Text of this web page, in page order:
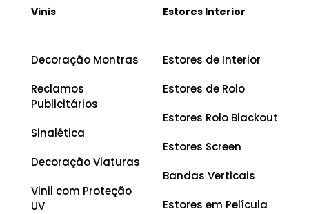
Vinis
Decoração Montras
Reclamos
Publicitários
Sinalética
Decoração Viaturas
Vinil com Proteção
UV
Estores Interior
Estores de Interior
Estores de Rolo
Estores Rolo Blackout
Estores Screen
Bandas Verticais
Estores em Película